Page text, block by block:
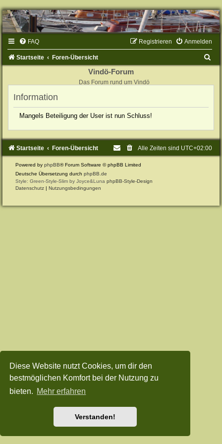
Diese Website nutzt Cookies, um dir den
bestmöglichen Komfort bei der Nutzung zu
bieten. Mehr erfahren
Verstanden!
FAQ Anmelden
Registrieren
Startseite Foren-Übersicht
Vindö-Forum
Das Forum rund um Vindö
Information
Mangels Beteiligung der User ist nun Schluss!
Startseite Foren-Übersicht Alle Zeiten sind UTC+02:00
Powered by phpBB® Forum Software © phpBB Limited
Deutsche Übersetzung durch phpBB.de
Style: Green-Style-Slim by Joyce&Luna phpBB-Style-Design
Datenschutz | Nutzungsbedingungen